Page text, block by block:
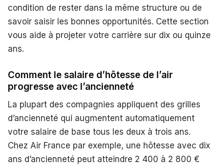
condition de rester dans la même structure ou de
savoir saisir les bonnes opportunités. Cette section
vous aide à projeter votre carrière sur dix ou quinze
ans.
Comment le salaire d’hôtesse de l’air
progresse avec l’ancienneté
La plupart des compagnies appliquent des grilles
d’ancienneté qui augmentent automatiquement
votre salaire de base tous les deux à trois ans.
Chez Air France par exemple, une hôtesse avec dix
ans d’ancienneté peut atteindre 2 400 à 2 800 €